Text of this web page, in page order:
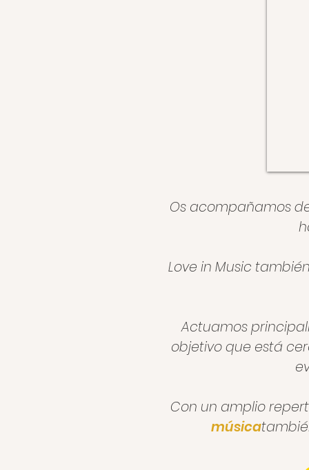
Os acompañamos
Love in Music
Actuamos
objetivo que está
Con un amplio
música